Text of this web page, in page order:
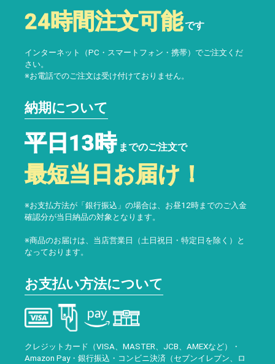
24時間注文可能です
インターネット（PC・スマートフォン・携帯）でご注文くだ
さい。
※お電話でのご注文は受け付けておりません。
納期について
平日13時 までのご注文で
最短当日お届け！
※お支払方法が「銀行振込」の場合は、お昼12時までのご入金
確認分が当日納品の対象となります。
※商品のお届けは、当店営業日（土日祝日・特定日を除く）と
なっております。
お支払い方法について
クレジットカード（VISA、MASTER、JCB、AMEXなど）・
Amazon Pay・銀行振込・コンビニ決済（セブンイレブン、ロ